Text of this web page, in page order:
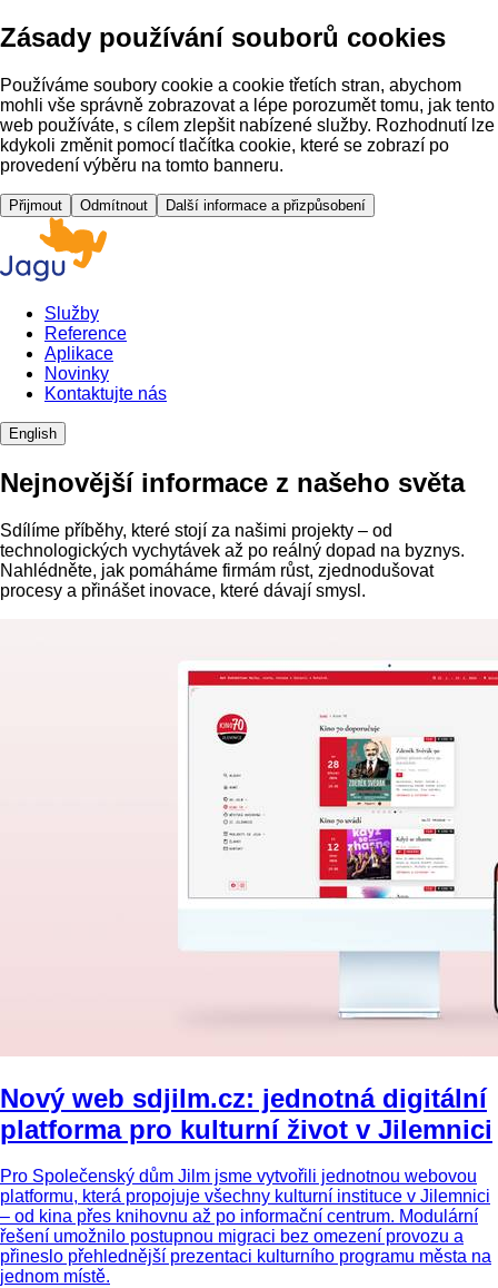
Zásady používání souborů cookies
Používáme soubory cookie a cookie třetích stran, abychom
mohli vše správně zobrazovat a lépe porozumět tomu, jak tento
web používáte, s cílem zlepšit nabízené služby. Rozhodnutí lze
kdykoli změnit pomocí tlačítka cookie, které se zobrazí po
provedení výběru na tomto banneru.
Přijmout Odmítnout Další informace a přizpůsobení
Služby
Reference
Aplikace
Novinky
Kontaktujte nás
English
Nejnovější informace z našeho světa
Sdílíme příběhy, které stojí za našimi projekty – od
technologických vychytávek až po reálný dopad na byznys.
Nahlédněte, jak pomáháme firmám růst, zjednodušovat
procesy a přinášet inovace, které dávají smysl.
Nový web sdjilm.cz: jednotná digitální
platforma pro kulturní život v Jilemnici
Pro Společenský dům Jilm jsme vytvořili jednotnou webovou
platformu, která propojuje všechny kulturní instituce v Jilemnici
– od kina přes knihovnu až po informační centrum. Modulární
řešení umožnilo postupnou migraci bez omezení provozu a
přineslo přehlednější prezentaci kulturního programu města na
jednom místě.